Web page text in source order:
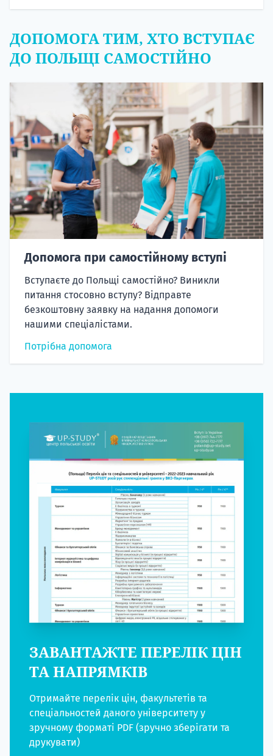
ДОПОМОГА ТИМ, ХТО ВСТУПАЄ
ДО ПОЛЬЩІ САМОСТІЙНО
Допомога при самостійному вступі
Вступаєте до Польщі самостійно? Виникли
питання стосовно вступу? Відправте
безкоштовну заявку на надання допомоги
нашими спеціалістами.
Потрібна допомога
ЗАВАНТАЖТЕ ПЕРЕЛІК ЦІН
ТА НАПРЯМКІВ
Отримайте перелік цін, факультетів та
спеціальностей даного університету у
зручному форматі PDF (зручно зберігати та
друкувати)